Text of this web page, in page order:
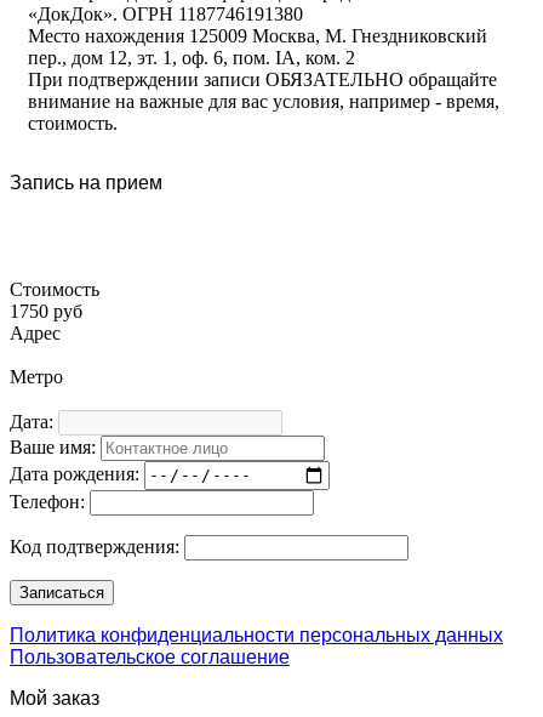
«ДокДок». ОГРН 1187746191380
Место нахождения 125009 Москва, М. Гнездниковский
пер., дом 12, эт. 1, оф. 6, пом. IA, ком. 2
При подтверждении записи ОБЯЗАТЕЛЬНО обращайте
внимание на важные для вас условия, например - время,
стоимость.
Запись на прием
Стоимость
1750 руб
Адрес
Метро
Дата:
Ваше имя:
Дата рождения:
Телефон:
Код подтверждения:
Политика конфиденциальности персональных данных
Пользовательское соглашение
Мой заказ